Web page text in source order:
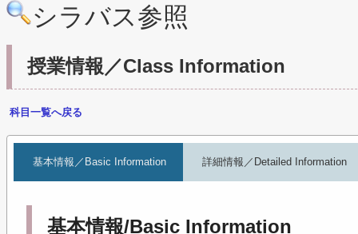
シラバス参照
授業情報／Class Information
科目一覧へ戻る
基本情報／Basic Information 詳細情報／Detailed Information
基本情報/Basic Information